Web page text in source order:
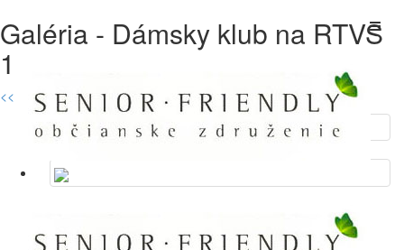
Galéria - Dámsky klub na RTVS
1
<< Späť na galérie